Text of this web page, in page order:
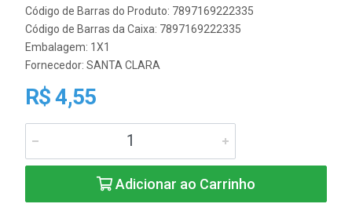
Código de Barras do Produto: 7897169222335
Código de Barras da Caixa: 7897169222335
Embalagem: 1X1
Fornecedor: SANTA CLARA
R$ 4,55
Adicionar ao Carrinho